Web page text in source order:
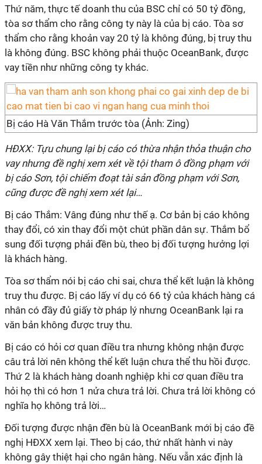
Thứ năm, thực tế doanh thu của BSC chỉ có 50 tỷ đồng,
tòa sơ thẩm cho rằng công ty này là của bị cáo. Tòa sơ
thẩm cho rằng khoản vay 20 tỷ là không đúng, bị truy thu
là không đúng. BSC không phải thuộc OceanBank, được
vay tiền như những công ty khác.
Bị cáo Hà Văn Thắm trước tòa (Ảnh: Zing)
HĐXX: Tựu chung lại bị cáo có thừa nhận thỏa thuận cho
vay nhưng đề nghị xem xét về tội tham ô đồng phạm với
bị cáo Sơn, tội chiếm đoạt tài sản đồng phạm với Sơn,
cũng được đề nghị xem xét lại…
Bị cáo Thắm: Vâng đúng như thế ạ. Cơ bản bị cáo không
thay đổi, có xin thay đổi một chút phần dân sự. Thắm bổ
sung đối tượng phải đền bù, theo bị đối tượng hưởng lợi
là khách hàng.
Tòa sơ thẩm nói bị cáo chi sai, chưa thể kết luận là không
truy thu được. Bị cáo lấy ví dụ có 66 tỷ của khách hàng cá
nhân có đầy đủ giấy tờ pháp lý nhưng OceanBank lại ra
văn bản không được truy thu.
Bị cáo có hỏi cơ quan điều tra nhưng không nhận được
câu trả lời nên không thể kết luận chưa thể thu hồi được.
Thứ 2 là khách hàng doanh nghiệp khi cơ quan điều tra
hỏi họ thì có hơn 1 nửa chưa trả lời. Chưa trả lời không có
nghĩa họ không trả lời…
Đối tượng được nhận đền bù là OceanBank mới bị cáo đề
nghị HĐXX xem lại. Theo bị cáo, thứ nhất hành vi này
không gây thiệt hại cho ngân hàng. Nếu vẫn xác định là